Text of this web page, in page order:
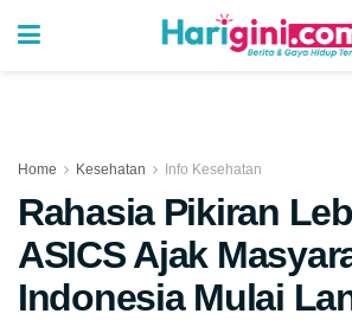
Home Kesehatan Info Kesehatan
Rahasia Pikiran
ASICS Ajak
Indonesia Mulai